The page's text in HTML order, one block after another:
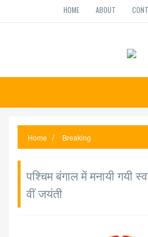
HOME ABOUT
Home Breaking
पश्चिम बंगाल में मनायी गयी
वीं जयंती